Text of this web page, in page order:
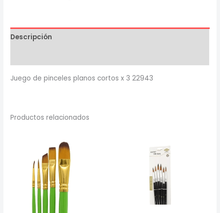
Descripción
Juego de pinceles planos cortos x 3 22943
Productos relacionados